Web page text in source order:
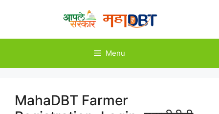
Menu
MahaDBT Farmer